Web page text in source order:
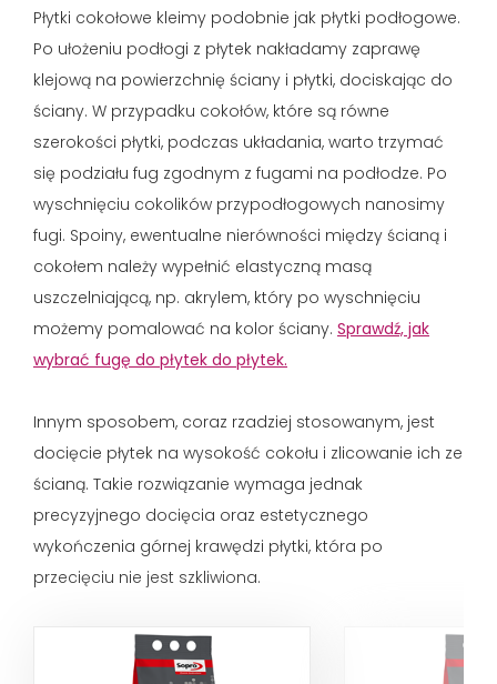
Płytki cokołowe kleimy podobnie jak płytki podłogowe.
Po ułożeniu podłogi z płytek nakładamy zaprawę
klejową na powierzchnię ściany i płytki, dociskając do
ściany. W przypadku cokołów, które są równe
szerokości płytki, podczas układania, warto trzymać
się podziału fug zgodnym z fugami na podłodze. Po
wyschnięciu cokolików przypodłogowych nanosimy
fugi. Spoiny, ewentualne nierówności między ścianą i
cokołem należy wypełnić elastyczną masą
uszczelniającą, np. akrylem, który po wyschnięciu
możemy pomalować na kolor ściany. Sprawdź, jak
wybrać fugę do płytek do płytek.
Innym sposobem, coraz rzadziej stosowanym, jest
docięcie płytek na wysokość cokołu i zlicowanie ich ze
ścianą. Takie rozwiązanie wymaga jednak
precyzyjnego docięcia oraz estetycznego
wykończenia górnej krawędzi płytki, która po
przecięciu nie jest szkliwiona.